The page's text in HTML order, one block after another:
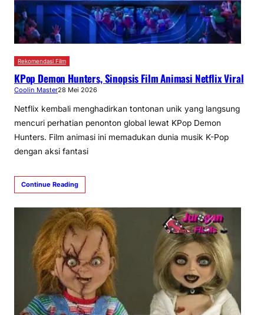
Rekomendasi Film
KPop Demon Hunters, Sinopsis Film Animasi Netflix Viral
Coolin Master28 Mei 2026
Netflix kembali menghadirkan tontonan unik yang langsung
mencuri perhatian penonton global lewat KPop Demon
Hunters. Film animasi ini memadukan dunia musik K-Pop
dengan aksi fantasi
Continue Reading